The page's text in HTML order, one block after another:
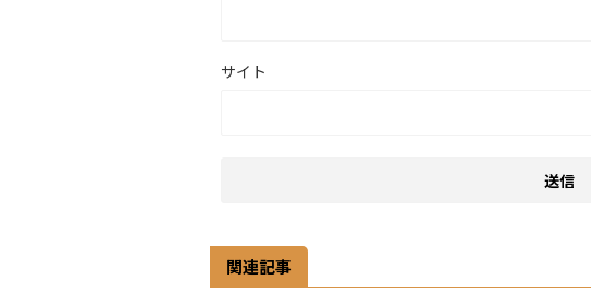
サイト
関連記事